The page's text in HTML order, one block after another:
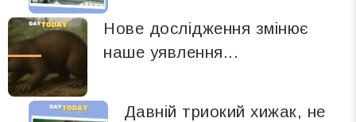
Нове дослідження змінює
наше уявлення...
Давній триокий хижак, не